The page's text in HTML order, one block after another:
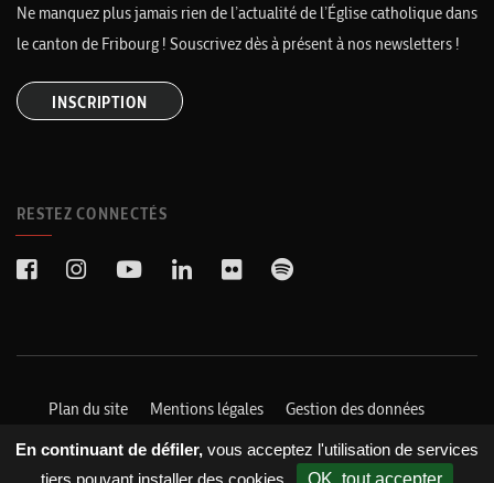
Ne manquez plus jamais rien de l’actualité de l’Église catholique dans
le canton de Fribourg ! Souscrivez dès à présent à nos newsletters !
INSCRIPTION
RESTEZ CONNECTÉS
Plan du site Mentions légales Gestion des données
© 2021 Église catholique dans le canton de Fribourg. Une création
En continuant de défiler, vous acceptez l'utilisation de services
tiers pouvant installer des cookies
OK, tout accepter